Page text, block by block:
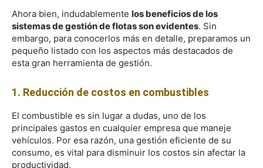
Ahora bien, indudablemente los beneficios de los
sistemas de gestión de flotas son evidentes. Sin
embargo, para conocerlos más en detalle, preparamos un
pequeño listado con los aspectos más destacados de
esta gran herramienta de gestión.
1. Reducción de costos en combustibles
El combustible es sin lugar a dudas, uno de los
principales gastos en cualquier empresa que maneje
vehículos. Por esa razón, una gestión eficiente de su
consumo, es vital para disminuir los costos sin afectar la
productividad.